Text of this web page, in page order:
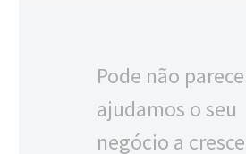
Pode não
ajudamos o seu
negócio a